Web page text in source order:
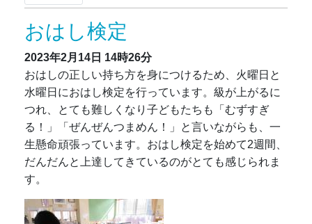
おはし検定
2023年2月14日 14時26分
おはしの正しい持ち方を身につけるため、火曜日と
水曜日におはし検定を行っています。級が上がるに
つれ、とても難しくなり子どもたちも「むずすぎ
る！」「ぜんぜんつまめん！」と言いながらも、一
生懸命頑張っています。おはし検定を始めて2週間、
だんだんと上達してきているのがとても感じられま
す。